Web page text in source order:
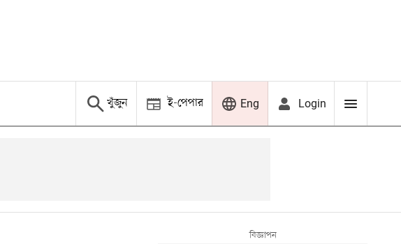
খুঁজুন ই-পেপার Eng Login